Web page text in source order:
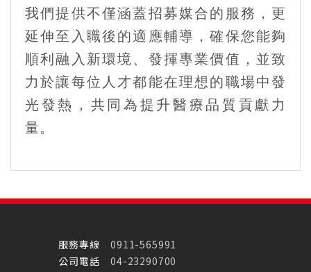
我們提供不僅涵蓋招募媒合的服務，更
延伸至入職後的適應輔導，確保您能夠
順利融入新環境、發揮專業價值，並致
力於讓每位人才都能在理想的職場中發
光發熱，共同為提升醫療品質貢獻力
量。
服務專線
0911-565991
公司電話
04-23290700